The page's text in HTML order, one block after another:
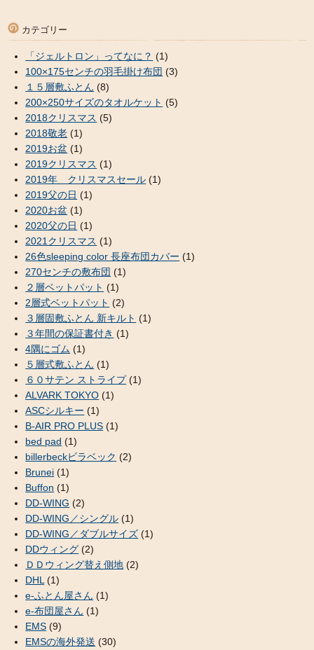
カテゴリー
「ジェルトロン」ってなに？ (1)
100×175センチの羽毛掛け布団 (3)
１５層敷ふとん (8)
200×250サイズのタオルケット (5)
2018クリスマス (5)
2018敬老 (1)
2019お盆 (1)
2019クリスマス (1)
2019年 クリスマスセール (1)
2019父の日 (1)
2020お盆 (1)
2020父の日 (1)
2021クリスマス (1)
26色sleeping color 長座布団カバー (1)
270センチの敷布団 (1)
２層ベットパット (1)
2層式ベットパット (2)
３層固敷ふとん 新キルト (1)
３年間の保証書付き (1)
4隅にゴム (1)
５層式敷ふとん (1)
６０サテン ストライプ(1)
ALVARK TOKYO (1)
ASCシルキー (1)
B-AIR PRO PLUS (1)
bed pad (1)
billerbeckビラベック (2)
Brunei (1)
Buffon (1)
DD-WING (2)
DD-WING／シングル (1)
DD-WING／ダブルサイズ (1)
DDウィング (2)
ＤＤウィング替え側地 (2)
DHL (1)
e-ふとん屋さん (1)
e-布団屋さん (1)
EMS (9)
EMSの海外発送 (30)